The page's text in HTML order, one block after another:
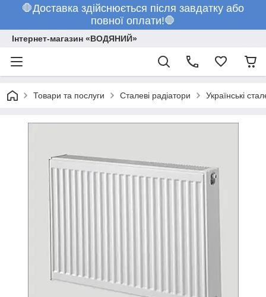
🛑Доставка здійснюється після завдатку або
повної оплати!🛑
Інтернет-магазин «ВОДЯНИЙ»
Товари та послуги Сталеві радіатори Українські